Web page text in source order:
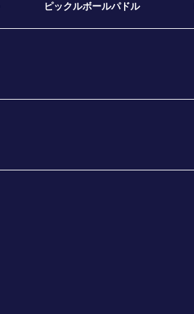
ピックルボールパドル